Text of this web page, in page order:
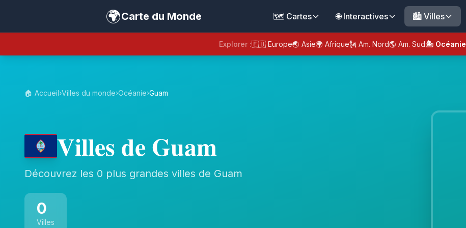
🌍Carte du Monde 🗺️ Cartes 🌐 Interactives 🏙️ Villes
Explorer :🇪🇺 Europe🌏 Asie🌍 Afrique🗽 Am. Nord🌎 Am. Sud🏝️ Océanie
🏠 Accueil›Villes du monde›Océanie›Guam
Villes de Guam
Découvrez les 0 plus grandes villes de Guam
0
Villes